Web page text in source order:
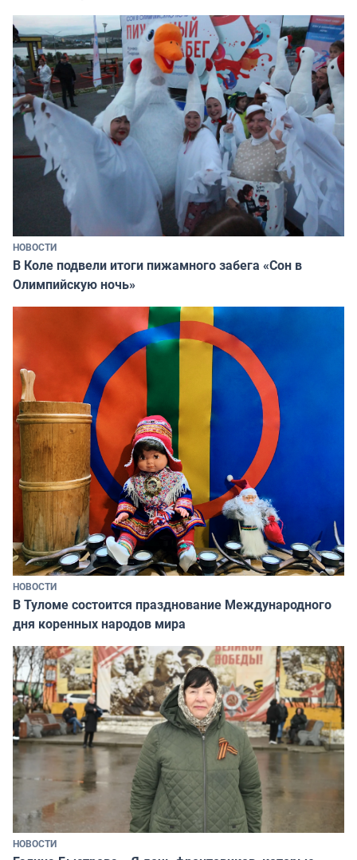
НОВОСТИ
В Коле подвели итоги пижамного забега «Сон в
Олимпийскую ночь»
НОВОСТИ
В Туломе состоится празднование Международного
дня коренных народов мира
НОВОСТИ